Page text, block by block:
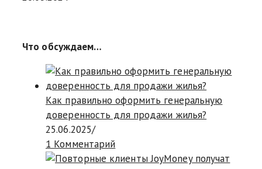
Что обсуждаем…
Как правильно оформить генеральную
доверенность для продажи жилья?
25.06.2025/
1 Комментарий